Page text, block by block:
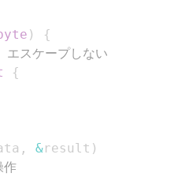
)
{
スケープしない
{
, &result )